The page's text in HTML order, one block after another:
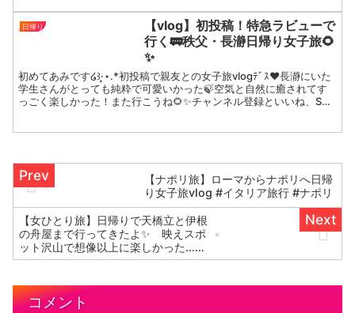
旅 #プチ贅沢 #温泉 #旅行
vlog #リモートワーク #カフェ
巡り
日帰り
【vlog】初投稿！特急ラビューで
行く🚃秩父・長瀞日帰り女子旅🌻
✨
初めてあみです໒꒱·̩͙⋆.*初投稿で親友との女子旅vlogﾃﾞｽ❤️長瀞にいた
学生さんがとっても純粋で可愛いかった🍃空気と自然に癒されてす
っごく楽しかった！また行こうね🌻✨チャンネル登録といいね、SNS
【ナポリ旅】ローマからナポリへ日帰
り女子旅vlog #イタリア旅行 #ナポリ
【女ひとり旅】日帰りで天橋立と伊根
の舟屋まで行ってきたよ✨⠀ 映えスポ
ット沢山で想像以上に楽しかった…！
#ひとり旅 #ソロ活 #ひとり旅女子
コメント